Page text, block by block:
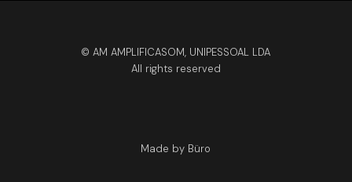
© AM AMPLIFICASOM, UNIPESSOAL LDA
All rights reserved
Made by Büro